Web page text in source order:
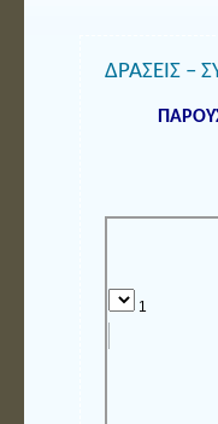
ΔΡΑΣΕΙΣ –